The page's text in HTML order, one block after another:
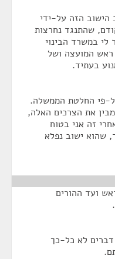
הישוב הזה על-ידי
שהתנגד נחרצות
לי במשרד הבינוי
ראש המועצה ושל
בעתיד.
פי החלטת הממשלה.
את הצרכים האלה,
זה אני בטוח
שהוא ישוב נפלא
ועד ההורים
לא כל-כך